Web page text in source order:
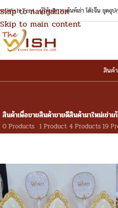
Skip to navigation
Skip to main content
Wish Tent : ผู้ให้บริการเต้นท์เช่า โต๊ะจีน ชุดอุ
สินค้
สินค้าเพื่อขาย
0 Products
สินค้าขายดี
1 Product
สินค้ามาใหม่
4 Products
เช่าเ
19